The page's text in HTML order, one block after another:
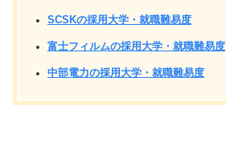
SCSKの採用大学・就職難易度
富士フィルムの採用大学・就職難易度
中部電力の採用大学・就職難易度